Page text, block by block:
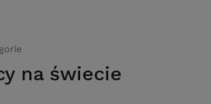
na świecie